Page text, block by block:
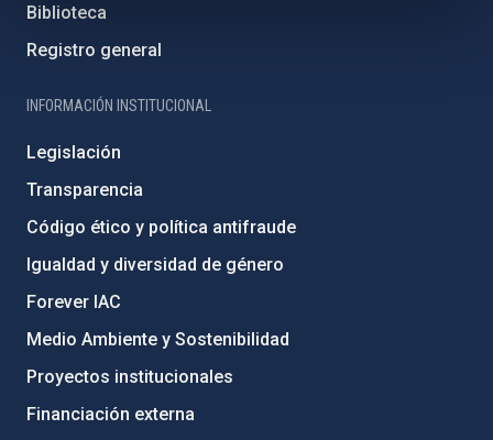
Biblioteca
Registro general
INFORMACIÓN INSTITUCIONAL
Legislación
Transparencia
Código ético y política antifraude
Igualdad y diversidad de género
Forever IAC
Medio Ambiente y Sostenibilidad
Proyectos institucionales
Financiación externa